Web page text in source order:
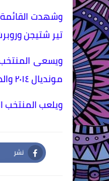
وشهدت القائمة
تير شتيجن
ويسعى
مونديال ٢٠١٤ والذي أقيم بالبرازيل.
ويلعب المنتخب
نشر
Facebook